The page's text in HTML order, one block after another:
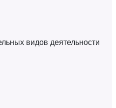
видов деятельности